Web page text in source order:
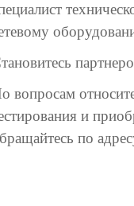
вопросам
и
по